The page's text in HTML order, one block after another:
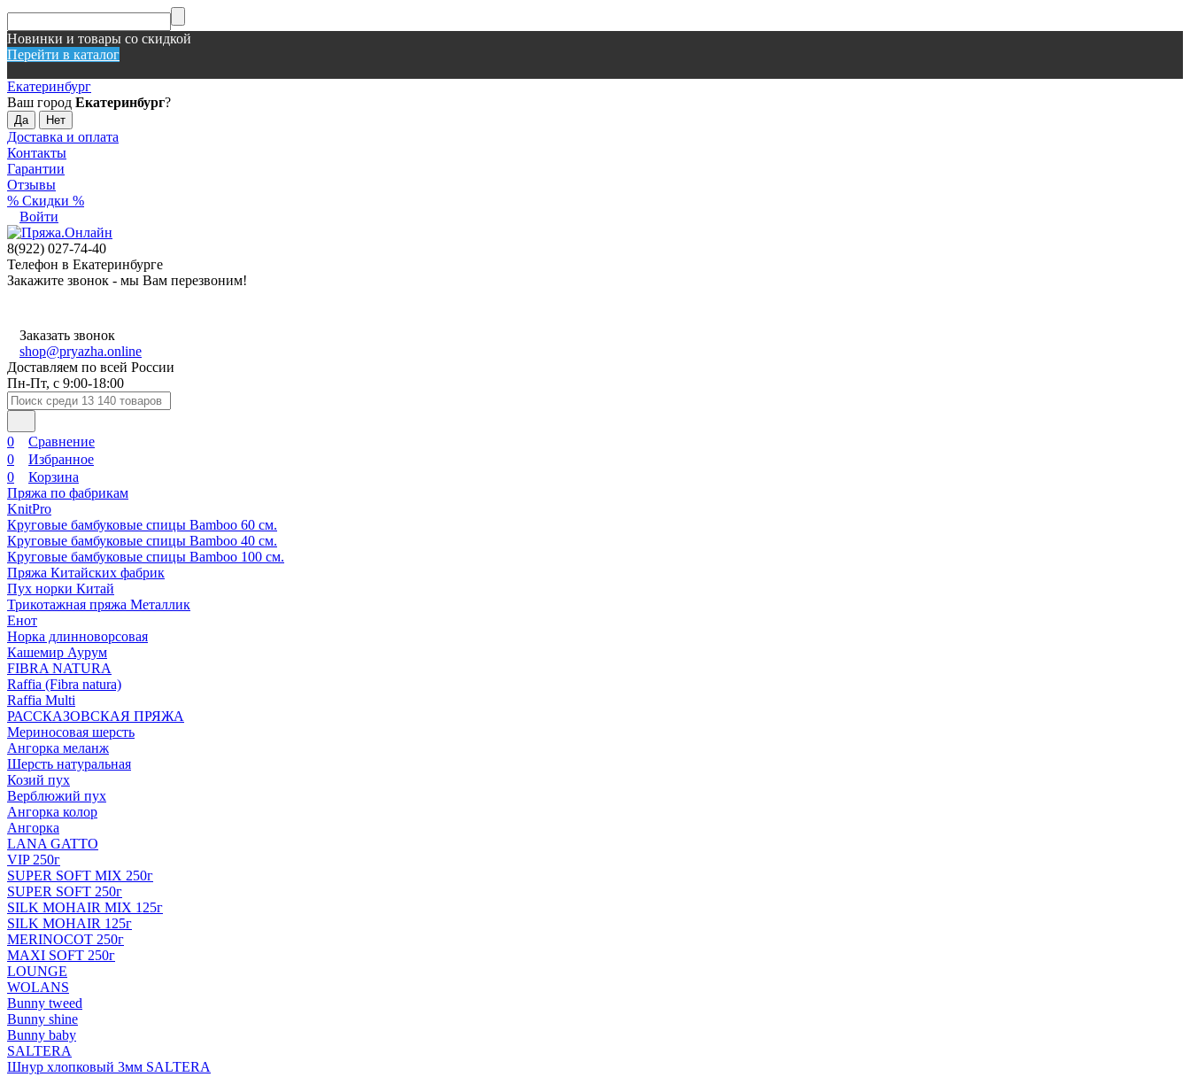
Новинки и товары со скидкой
Перейти в каталог
Екатеринбург
Ваш город Екатеринбург?
Доставка и оплата
Контакты
Гарантии
Отзывы
% Скидки %
Войти
8(922) 027-74-40
Телефон в Екатеринбурге
Закажите звонок - мы Вам перезвоним!
Заказать звонок
shop@pryazha.online
Доставляем по всей России
Пн-Пт, с 9:00-18:00
0
Сравнение
0
Избранное
0
Корзина
Пряжа по фабрикам
KnitPro
Круговые бамбуковые спицы Bamboo 60 см.
Круговые бамбуковые спицы Bamboo 40 см.
Круговые бамбуковые спицы Bamboo 100 см.
Пряжа Китайских фабрик
Пух норки Китай
Трикотажная пряжа Металлик
Енот
Норка длинноворсовая
Кашемир Аурум
FIBRA NATURA
Raffia (Fibra natura)
Raffia Multi
РАССКАЗОВСКАЯ ПРЯЖА
Мериносовая шерсть
Ангорка меланж
Шерсть натуральная
Козий пух
Верблюжий пух
Ангорка колор
Ангорка
LANA GATTO
VIP 250г
SUPER SOFT MIX 250г
SUPER SOFT 250г
SILK MOHAIR MIX 125г
SILK MOHAIR 125г
MERINOCOT 250г
MAXI SOFT 250г
LOUNGE
WOLANS
Bunny tweed
Bunny shine
Bunny baby
SALTERA
Шнур хлопковый 3мм SALTERA